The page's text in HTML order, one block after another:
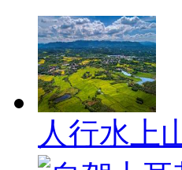
人行水上